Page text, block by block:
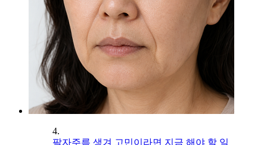
4.
팔자주름 생겨 고민이라면 지금 해야 할 일